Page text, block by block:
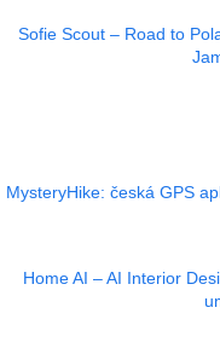
Sofie Scout – Road to
MysteryHike: česká GPS
Home AI – AI Interior